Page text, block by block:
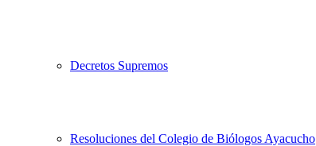
Decretos Supremos
Resoluciones del Colegio de Biólogos Ayacucho